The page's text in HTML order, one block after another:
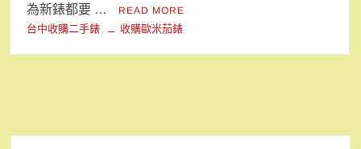
為新錶都要 … READ MORE
台中收購二手錶 收購歐米茄錶